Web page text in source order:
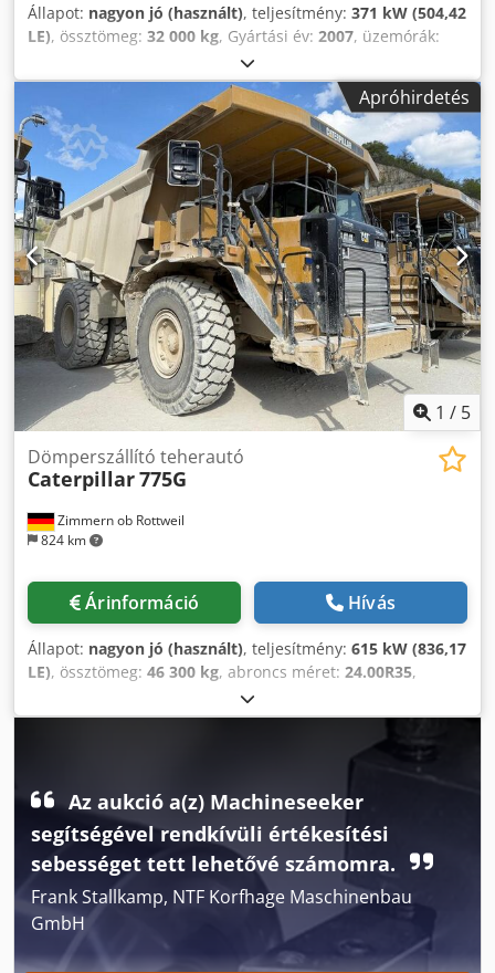
Állapot: nagyon jó (használt), teljesítmény: 371 kW (504,42
LE), össztömeg: 32 000 kg, Gyártási év: 2007, üzemórák:
, KOMATSU HD325-7 Gyártási év: 2007 Üzemóra:
26 259 óra Zárt fülke Rádió Klímaberendezés Tolatókamera
Billencsfűtés Chsdeyybt Sspfx Ahyea Billenccs állapota: 60-
70% megmaradt Központi zsírzórendszer Gumiabroncs
méret: 18.00R33: kb. 80% megmaradt Motor teljesítménye:
371 kW CE / EPA Üzemi tömeg: 32 tonna.
Apróhirdetés
1 / 5
Zimmern ob Rottweil
824 km
Dömperszállító teherautó
Caterpillar775G
Árinformáció Hívás
Állapot: nagyon jó (használt), teljesítmény: 615 kW (836,17
LE), össztömeg: 46 300 kg, abroncs méret: 24.00R35,
90 százalék
üzemórák:7 819 h, Felszereltség:légkondicionálás,
CATERPILLAR 775G Értékesítési és szállítási dátum: 2021
Gyártási év: 2020 Üzemóra: 7 819 ü. Zárt fülke Chsdpfxozdi
Txj Ahyja Rádió Klímaberendezés Tolatókamera
Billentőplató-fűtés Billentőplató magasítás Központi
zsírzórendszer Bridgestone abroncsméret 24.00R35: kb.
90% állapotú C27 motor 615 kW teljesítménnyel CE Üzemi
tömeg: 46,3 t
Az aukció a(z) Machineseeker
segítségével rendkívüli értékesítési
sebességet tett lehetővé számomra.
Frank Stallkamp, NTF Korfhage Maschinenbau
GmbH